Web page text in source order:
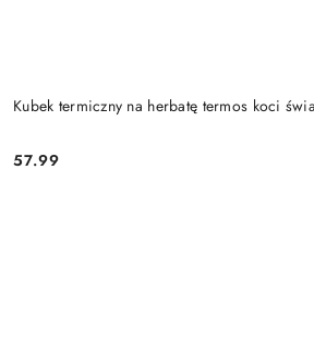
Kubek termiczny na herbatę termos koci
Cena:
57.99